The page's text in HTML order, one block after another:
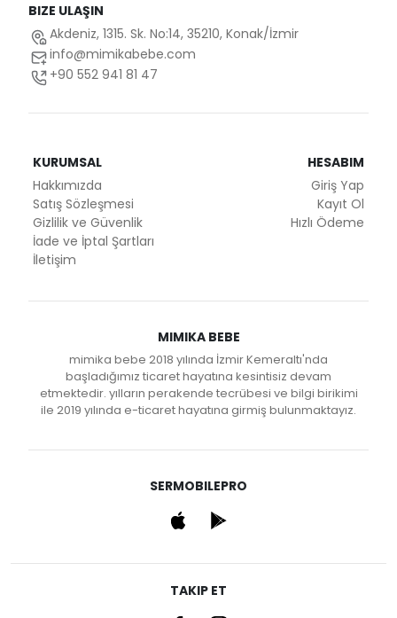
BIZE ULAŞIN
Akdeniz, 1315. Sk. No:14, 35210, Konak/İzmir
info@mimikabebe.com
+90 552 941 81 47
KURUMSAL
Hakkımızda
Satış Sözleşmesi
Gizlilik ve Güvenlik
İade ve İptal Şartları
İletişim
HESABIM
Giriş Yap
Kayıt Ol
Hızlı Ödeme
MIMIKA BEBE
mimika bebe 2018 yılında İzmir Kemeraltı'nda
başladığımız ticaret hayatına kesintisiz devam
etmektedir. yılların perakende tecrübesi ve bilgi birikimi
ile 2019 yılında e-ticaret hayatına girmiş bulunmaktayız.
SERMOBILEPRO
TAKIP ET